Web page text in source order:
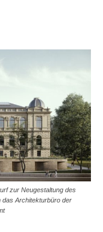
zur Neugestaltung des
das Architekturbüro der